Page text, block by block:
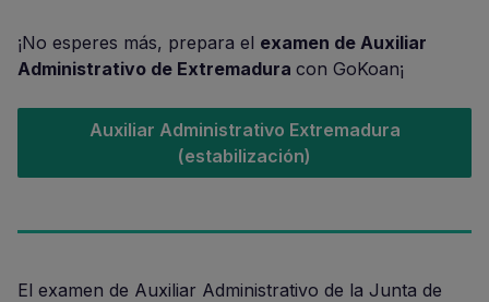
¡No esperes más, prepara el examen de Auxiliar
Administrativo de Extremadura con GoKoan¡
Auxiliar Administrativo Extremadura
(estabilización)
El examen de Auxiliar Administrativo de la Junta de